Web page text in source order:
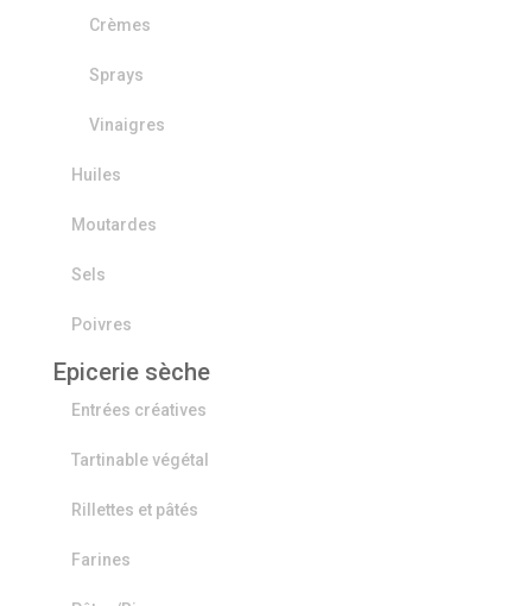
Crèmes
Sprays
Vinaigres
Huiles
Moutardes
Sels
Poivres
Epicerie sèche
Entrées créatives
Tartinable végétal
Rillettes et pâtés
Farines